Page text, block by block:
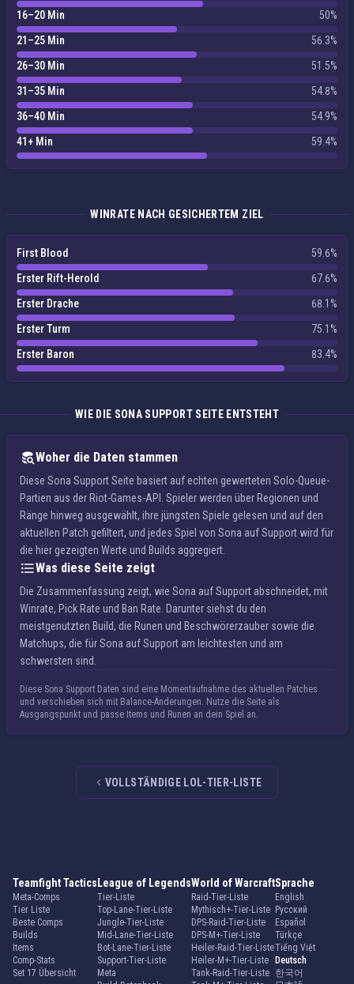
16–20 Min
50%
21–25 Min
56.3%
26–30 Min
51.5%
31–35 Min
54.8%
36–40 Min
54.9%
41+ Min
59.4%
WINRATE NACH GESICHERTEM ZIEL
First Blood
59.6%
Erster Rift-Herold
67.6%
Erster Drache
68.1%
Erster Turm
75.1%
Erster Baron
83.4%
WIE DIE SONA SUPPORT SEITE ENTSTEHT
Woher die Daten stammen
Diese Sona Support Seite basiert auf echten gewerteten Solo-Queue-
Partien aus der Riot-Games-API. Spieler werden über Regionen und
Ränge hinweg ausgewählt, ihre jüngsten Spiele gelesen und auf den
aktuellen Patch gefiltert, und jedes Spiel von Sona auf Support wird für
die hier gezeigten Werte und Builds aggregiert.
Was diese Seite zeigt
Die Zusammenfassung zeigt, wie Sona auf Support abschneidet, mit
Winrate, Pick Rate und Ban Rate. Darunter siehst du den
meistgenutzten Build, die Runen und Beschwörerzauber sowie die
Matchups, die für Sona auf Support am leichtesten und am
schwersten sind.
Diese Sona Support Daten sind eine Momentaufnahme des aktuellen Patches
und verschieben sich mit Balance-Änderungen. Nutze die Seite als
Ausgangspunkt und passe Items und Runen an dein Spiel an.
VOLLSTÄNDIGE LOL-TIER-LISTE
Teamfight Tactics
Meta-Comps
Tier Liste
Beste Comps
Builds
Items
Comp-Stats
Set 17 Übersicht
League of Legends
Tier-Liste
Top-Lane-Tier-Liste
Jungle-Tier-Liste
Mid-Lane-Tier-Liste
Bot-Lane-Tier-Liste
Support-Tier-Liste
Meta
World of Warcraft
Raid-Tier-Liste
Mythisch+-Tier-Liste
DPS-Raid-Tier-Liste
DPS-M+-Tier-Liste
Heiler-Raid-Tier-Liste
Heiler-M+-Tier-Liste
Tank-Raid-Tier-Liste
Sprache
English
Русский
Español
Türkçe
Tiếng Việt
Deutsch
한국어